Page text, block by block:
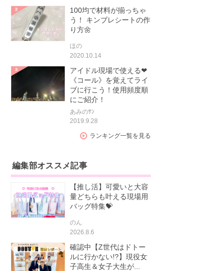
100均で材料が揃っちゃ
う！ キンブレシートの作
り方🌼
ほの
2020.10.14
アイドル現場で使える❤
《コール》を覚えてライ
ブに行こう！使用頻度順
にご紹介！
あみのｻﾝ
2019.9.28
ランキング一覧を見る
編集部オススメ記事
【推し活】可愛いと大容
量どちらも叶える現場用
バッグ特集💝
のん
2026.8.6
確認中【Z世代はドトー
ルに行かない!?】現役女
子高生＆女子大生が...